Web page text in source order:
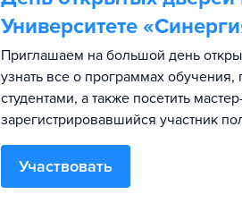
Университете
Приглашаем на большой день
узнать все о программах
студентами, а также посетить
зарегистрировавшийся участник
Участвовать